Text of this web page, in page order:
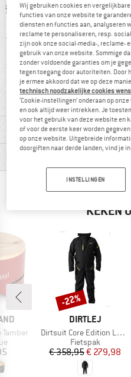
Afritsbaar
MATERIAALGEGEVENS &
PRODUCTBESCHRIJVING
BERGVRIENDEN DIE
KEKEN
Tamber
MERK
DIRTLEJ
Artikel
Dirtsuit Core Edition Loose Cut
Productgroep
Fietspak
Prijs
€ 358,95Verlaagde
€ 279,98
Korting
-22%
Wij gebruiken cookies en
functies van onze website te
diensten en functies aan, analyseren
reclame te personaliseren, resp.
zijn ook onze social-media-, reclame-
gebruik van onze website. Sommige
zonder voldoende garanties om je
tegen toegang door autoriteiten. Door
je ermee akkoord dat we op deze
technisch noodzakelijke cookies
‘Cookie-instellingen’ onderaan op
en ook altijd weer intrekken. Je
voor het gebruik van deze website en
of voor de eerste keer worden
op onze website. Uitgebreide
doorgiften naar derde landen, vind je
INSTELLINGEN